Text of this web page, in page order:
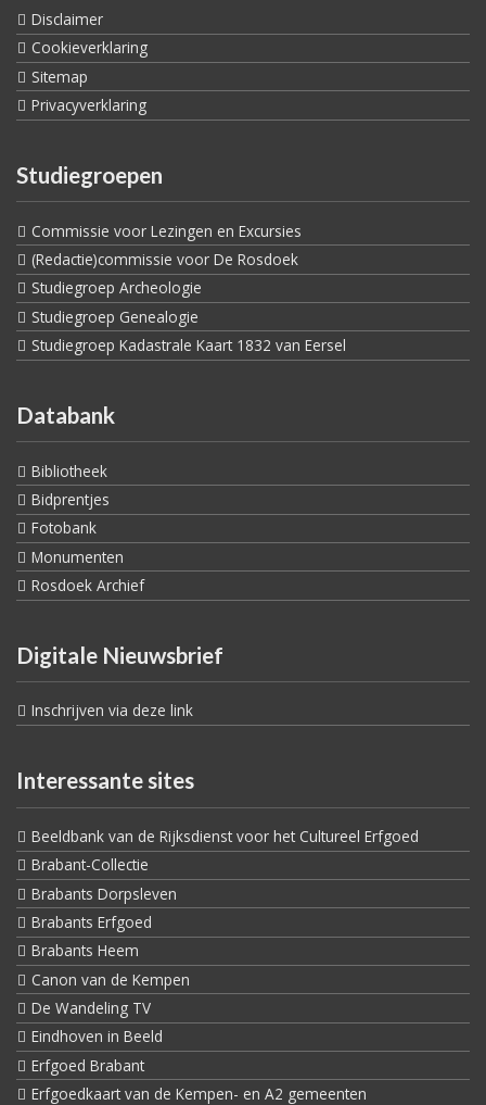
Disclaimer
Cookieverklaring
Sitemap
Privacyverklaring
Studiegroepen
Commissie voor Lezingen en Excursies
(Redactie)commissie voor De Rosdoek
Studiegroep Archeologie
Studiegroep Genealogie
Studiegroep Kadastrale Kaart 1832 van Eersel
Databank
Bibliotheek
Bidprentjes
Fotobank
Monumenten
Rosdoek Archief
Digitale Nieuwsbrief
Inschrijven via deze link
Interessante sites
Beeldbank van de Rijksdienst voor het Cultureel Erfgoed
Brabant-Collectie
Brabants Dorpsleven
Brabants Erfgoed
Brabants Heem
Canon van de Kempen
De Wandeling TV
Eindhoven in Beeld
Erfgoed Brabant
Erfgoedkaart van de Kempen- en A2 gemeenten